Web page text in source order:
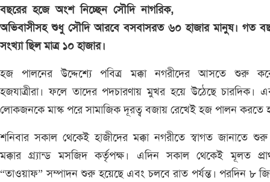
বছরের হজে অংশ নিচ্ছেন সৌদি নাগরিক,
অভিবাসীসহ শুধু সৌদি আরবে বসবাসরত ৬০ হাজার মানুষ। গত
সংখ্যা ছিল মাত্র ১০ হাজার।
হজ পালনের উদ্দেশ্যে পবিত্র মক্কা নগরীদের আসতে শুরু
হজযাত্রীরা। ফলে তাদের পদচারণায় মুখর হয়ে উঠেছে চারদিক।
লোকজনকে মাস্ক পরে সামাজিক দূরত্ব বজায় রেখেই হজ পালন করতে
শনিবার সকাল থেকেই হাজীদের মক্কা নগরীতে স্বাগত জানাতে
মক্কার গ্র্যান্ড মসজিদ কর্তৃপক্ষ। এদিন সকাল থেকেই মূলত
“তাওয়াফ” সম্পাদন শুরু হয়েছে এবং চলবে রাত পর্যন্ত। পরদিন ৮